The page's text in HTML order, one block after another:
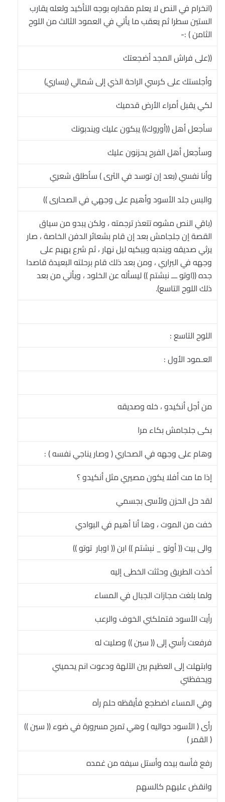
(انخرام في النص لا يعلم مقداره بوجه التأكيد ولعله يقارب
الستين سطرا ثم يعقب ما يأتي في العمود الثالث من اللوح
الثامن ) :-
((على فراش المجد أضجعتك
وأجلستك على كرسي الراحة الذي إلى شمالي (يساري)
لكي يقبل أمراء الأرض قدميك
سأجعل أهل ((أوروك)) يبكون عليك ويندبونك
وسأجعل أهل الفرح يحزنون عليك
وأنا نفسي (بعد إن توسد في الثرى ) سأطلق شعري
والبس جلد الأسود وأهيم على وجهي في الصحارى ))
(باقي النص مشوه تتعذر ترجمته ، ولكن يبدو من سياق
القصة إن جلجامش بعد إن قام بشعائر الدفن الخاصة ، صار
يرثي صديقه ويندبه ويبكيه ليل نهار ، ثم شرع يهيم على
وجهه في البراري ، ومن بعد ذلك قام برحلته البعيدة قاصدا
جده ((اوتو ـــ نبشتم )) ليسأله عن الخلود ، ويأتي من بعد
ذلك اللوح التاسع).
اللوح التاسع :
العـمود الأول :
من أجل أنكيدو ، خله وصديقه
بكى جلجامش بكاء مرا
وهام على وجهه في الصحاري ( وصار يناجي نفسه ) :
إذا ما مت أفلا يكون مصيري مثل أنكيدو ؟
لقد حل الحزن ولأسى بجسمي
خفت من الموت ، وها أنا أهيم في البوادي
والى بيت (( أوتو _ نبشتم )) ابن (( اوبار  توتو ))
أخذت الطريق وحثثت الخطى إليه
ولما بلغت مجازات الجبال في المساء
رأيت الأسود فتملكني الخوف والرعب
فرفعت رأسي إلى (( سين )) وصليت له
وابتهلت إلى العظيم بين الآلهة ودعوت انم يحميني
ويحفظني
وفي المساء اضطجع فأيقظه حلم رآه
رأى ( الأسود حواليه ) وهي تمرح مسرورة في ضوء (( سين ))
( القمر )
رفع فأسه بيده وأستل سيفه من غمده
وانقض عليهم كالسهم